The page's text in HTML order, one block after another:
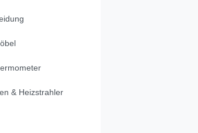
& Heizstrahler